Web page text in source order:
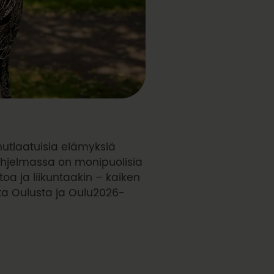
elämyksiä
on monipuolisia
ja liikuntaakin – kaiken
Oulusta ja Oulu2026-